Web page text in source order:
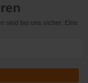
sind bei uns sicher. Eine